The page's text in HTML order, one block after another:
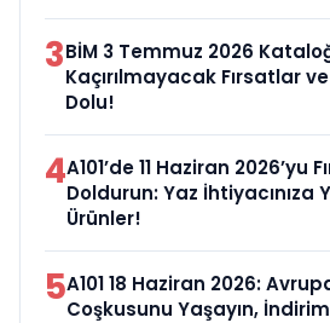
3BİM 3 Temmuz 2026
Kaçırılmayacak Fırsatlar
Dolu!
4A101’de 11 Haziran 2026’yu
Doldurun: Yaz İhtiyacınıza
Ürünler!
5A101 18 Haziran 2026:
Coşkusunu Yaşayın,